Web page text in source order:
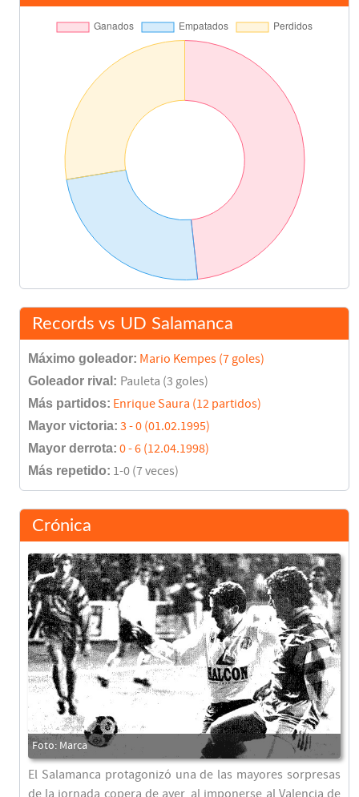
Records vs UD Salamanca
Máximo goleador: Mario Kempes (7 goles)
Goleador rival: Pauleta (3 goles)
Más partidos: Enrique Saura (12 partidos)
Mayor victoria: 3 - 0 (01.02.1995)
Mayor derrota: 0 - 6 (12.04.1998)
Más repetido: 1-0 (7 veces)
Crónica
El Salamanca protagonizó una de las mayores sorpresas
de la jornada copera de ayer, al imponerse al Valencia de